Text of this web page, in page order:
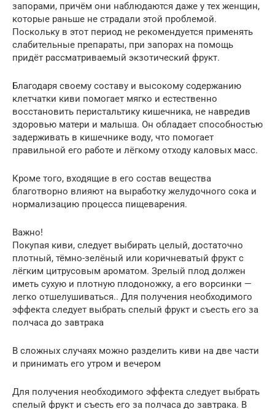
запорами, причём они наблюдаются даже у тех женщин,
которые раньше не страдали этой проблемой.
Поскольку в этот период не рекомендуется применять
слабительные препараты, при запорах на помощь
придёт рассматриваемый экзотический фрукт.
Благодаря своему составу и высокому содержанию
клетчатки киви помогает мягко и естественно
восстановить перистальтику кишечника, не навредив
здоровью матери и малыша. Он обладает способностью
задерживать в кишечнике воду, что помогает
правильной его работе и лёгкому отходу каловых масс.
Кроме того, входящие в его состав вещества
благотворно влияют на выработку желудочного сока и
нормализацию процесса пищеварения.
Важно!
Покупая киви, следует выбирать целый, достаточно
плотный, тёмно-зелёный или коричневатый фрукт с
лёгким цитрусовым ароматом. Зрелый плод должен
иметь сухую и плотную плодоножку, а его ворсинки —
легко отшелушиваться.. Для получения необходимого
эффекта следует выбрать спелый фрукт и съесть его за
полчаса до завтрака
В сложных случаях можно разделить киви на две части
и принимать его утром и вечером
Для получения необходимого эффекта следует выбрать
спелый фрукт и съесть его за полчаса до завтрака. В